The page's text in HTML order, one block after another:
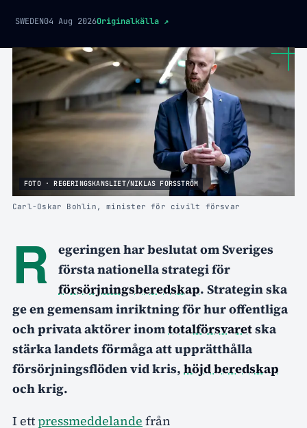
SWEDEN04 Aug 2026Originalkälla ↗
FOTO · REGERINGSKANSLIET/NIKLAS FORSSTRÖM
Carl-Oskar Bohlin, minister för civilt försvar
R
egeringen har beslutat om Sveriges
första nationella strategi för
försörjningsberedskap. Strategin ska
ge en gemensam inriktning för hur offentliga
och privata aktörer inomtotalförsvaretska
stärka landets förmåga att upprätthålla
försörjningsflöden vid kris, höjd beredskap
och krig.
I ettpressmeddelande från